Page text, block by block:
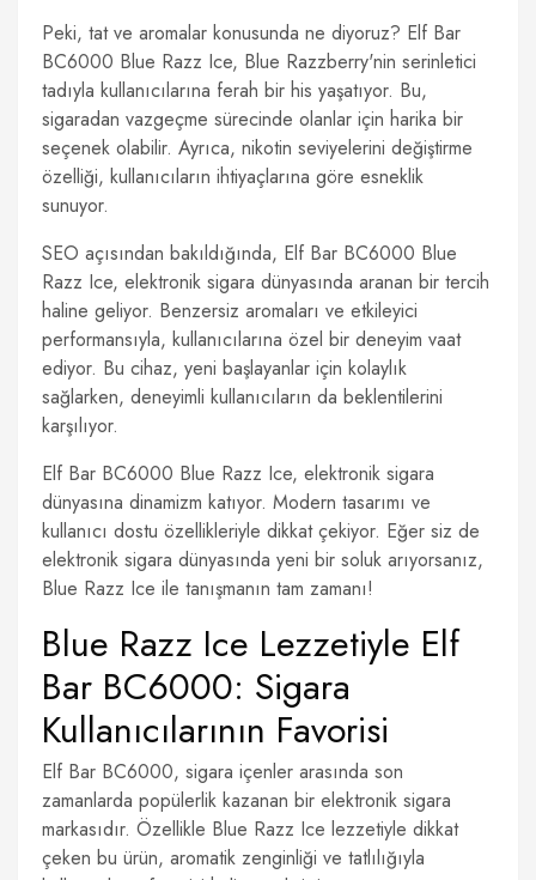
Peki, tat ve aromalar konusunda ne diyoruz? Elf Bar
BC6000 Blue Razz Ice, Blue Razzberry'nin serinletici
tadıyla kullanıcılarına ferah bir his yaşatıyor. Bu,
sigaradan vazgeçme sürecinde olanlar için harika bir
seçenek olabilir. Ayrıca, nikotin seviyelerini değiştirme
özelliği, kullanıcıların ihtiyaçlarına göre esneklik
sunuyor.
SEO açısından bakıldığında, Elf Bar BC6000 Blue
Razz Ice, elektronik sigara dünyasında aranan bir tercih
haline geliyor. Benzersiz aromaları ve etkileyici
performansıyla, kullanıcılarına özel bir deneyim vaat
ediyor. Bu cihaz, yeni başlayanlar için kolaylık
sağlarken, deneyimli kullanıcıların da beklentilerini
karşılıyor.
Elf Bar BC6000 Blue Razz Ice, elektronik sigara
dünyasına dinamizm katıyor. Modern tasarımı ve
kullanıcı dostu özellikleriyle dikkat çekiyor. Eğer siz de
elektronik sigara dünyasında yeni bir soluk arıyorsanız,
Blue Razz Ice ile tanışmanın tam zamanı!
Blue Razz Ice Lezzetiyle Elf
Bar BC6000: Sigara
Kullanıcılarının Favorisi
Elf Bar BC6000, sigara içenler arasında son
zamanlarda popülerlik kazanan bir elektronik sigara
markasıdır. Özellikle Blue Razz Ice lezzetiyle dikkat
çeken bu ürün, aromatik zenginliği ve tatlılığıyla